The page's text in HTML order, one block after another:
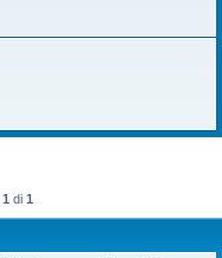
1 di 1